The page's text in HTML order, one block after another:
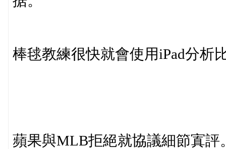
棒毬教練很快就會使用iPad分析
蘋果與MLB拒絕就協議細節寘評